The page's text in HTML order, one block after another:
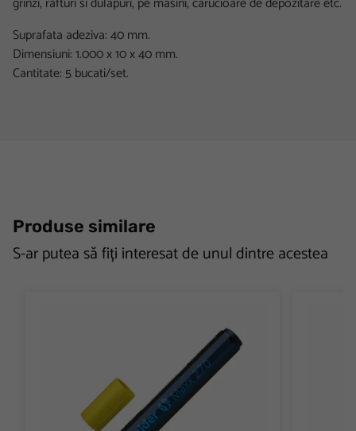
Suprafata adeziva: 40 mm.
Dimensiuni: 1.000 x 10 x 40 mm.
Cantitate: 5 bucati/set.
Produse similare
S-ar putea să fiți interesat de unul dintre acestea